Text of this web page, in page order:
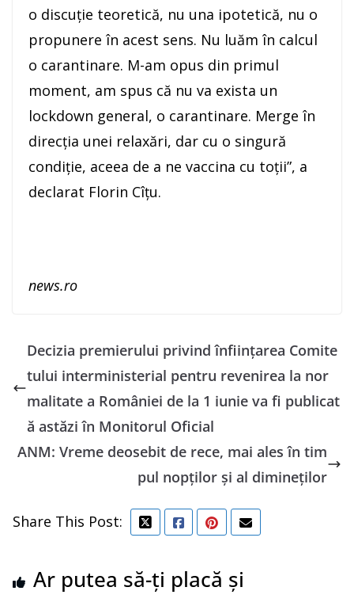
o discuţie teoretică, nu una ipotetică, nu o
propunere în acest sens. Nu luăm în calcul
o carantinare. M-am opus din primul
moment, am spus că nu va exista un
lockdown general, o carantinare. Merge în
direcţia unei relaxări, dar cu o singură
condiţie, aceea de a ne vaccina cu toţii”, a
declarat Florin Cîţu.
news.ro
Decizia premierului privind înfiinţarea Comite
tului interministerial pentru revenirea la nor
malitate a României de la 1 iunie va fi publicat
ă astăzi în Monitorul Oficial
ANM: Vreme deosebit de rece, mai ales în tim
pul nopţilor şi al dimineţilor
Share This Post:
Ar putea să-ți placă și